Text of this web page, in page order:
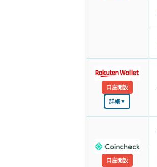
口座開設
詳細▼
口座開設